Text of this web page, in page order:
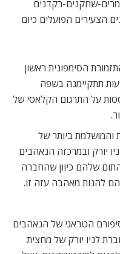
שחקנים-רקדנים
הצעירים הפועלים כיום
הסימפונית ראשון
תתקיימנה בשפה
על התרגום הקלאסי של
והמושלמת ביותר של
יורק ובמרכזה הנאהבים
שלהם כיוון שהחברה
להנות מאהבה עזה זו.
הטראגי של הנאהבים
לניו יורק של מחצית